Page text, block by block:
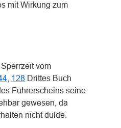
mit Wirkung zum
vom
128 Drittes Buch
Führerscheins seine
gewesen, da
nicht dulde.